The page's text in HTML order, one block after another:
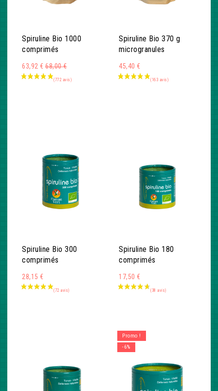
Spiruline Bio 1000
comprimés
63,92 € Montant
68,00 €
Spiruline Bio 370 g
microgranules
45,40 €
Spiruline Bio 300
comprimés
28,15 €
Spiruline Bio 180
comprimés
17,50 €
Promo !
-6%